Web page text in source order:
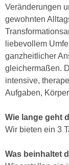
Veränderungen
gewohnten
liebevollem
ganzheitlicher
gleichermaßen.
intensive,
Aufgaben,
Wie lange geht
Wir bieten ein 3
Was beinhaltet